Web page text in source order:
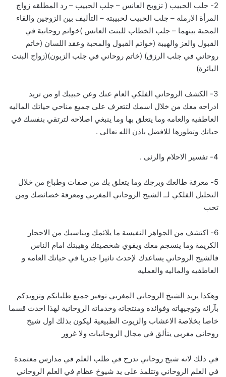
2- جلب الحبيب ( تزويج العانس – جلب الحبيب – رد المطلقه زواج
المرأة الارمله – جلب الحبيب لحبيبته – التأليف بين الزوجين والقاء
المحبة بينهما – جلب الخطاب للبنت العانس )خواتم روحانية في
القبول والعز والهيبة (خواتم القبول والمحبة وعقد اللسان (خاتم
روحاني في جلب الرزق) (خاتم روحاني في جلب الزبون)(زواج البنت
البائرة)
3- الكشف الروحاني الفلكي العام عنك وعن حبيبك او من تريد
ادراجه معك من خلال اسمك لتتعرف على جميع مناحي حياتك الماليه
العاطفيه والعامه وما يتعلق بها وما ينبغي اصلاحه لترتقي بنفسك في
حياتك وتطورها للافضل باذن الله تعالى .
4- تفسير الاحلام والرئى .
5- معرفة طالعك وبرجك وما يتعلق بك من صفات وطباع من خلال
التحليل الفلكي لــ الشيخ الروحاني المغربي ومعرفة خصائصك ومن
تحب
6- اكتشف من الجواهر النفيسة ما يلائمك ويناسبك من الاحجار
الكريمة وما ينسجم معك ويقوي شخصيتك وهيبتك امام الناس
فالشيخ الروحاني يساعدك لإحدث تاثيرا جدريا في حياتك العامه و
العاطفيه والماليه والعمليه
وهكذا يريد الشيخ الروحاني المغربي توفير جميع طلباتكم وتزويدكم
بآرائه وتوجيهاته وفوائده ومنتجاته وخدماته الروحانية لهذا احدث قسما
خاصا بخلاصة الاعشاب والزيوت الطبيعية ليكون بذلك اول شيخ
روحاني مغربي يتألق في مجال الروحانيات ولا غرور
في ذلك لانه شيخ روحاني تدرج في طلب العلم في مدارس معتمدة
في العلم الروحاني وتتلمذ على يد شيوخ عظام في العلم الروحاني